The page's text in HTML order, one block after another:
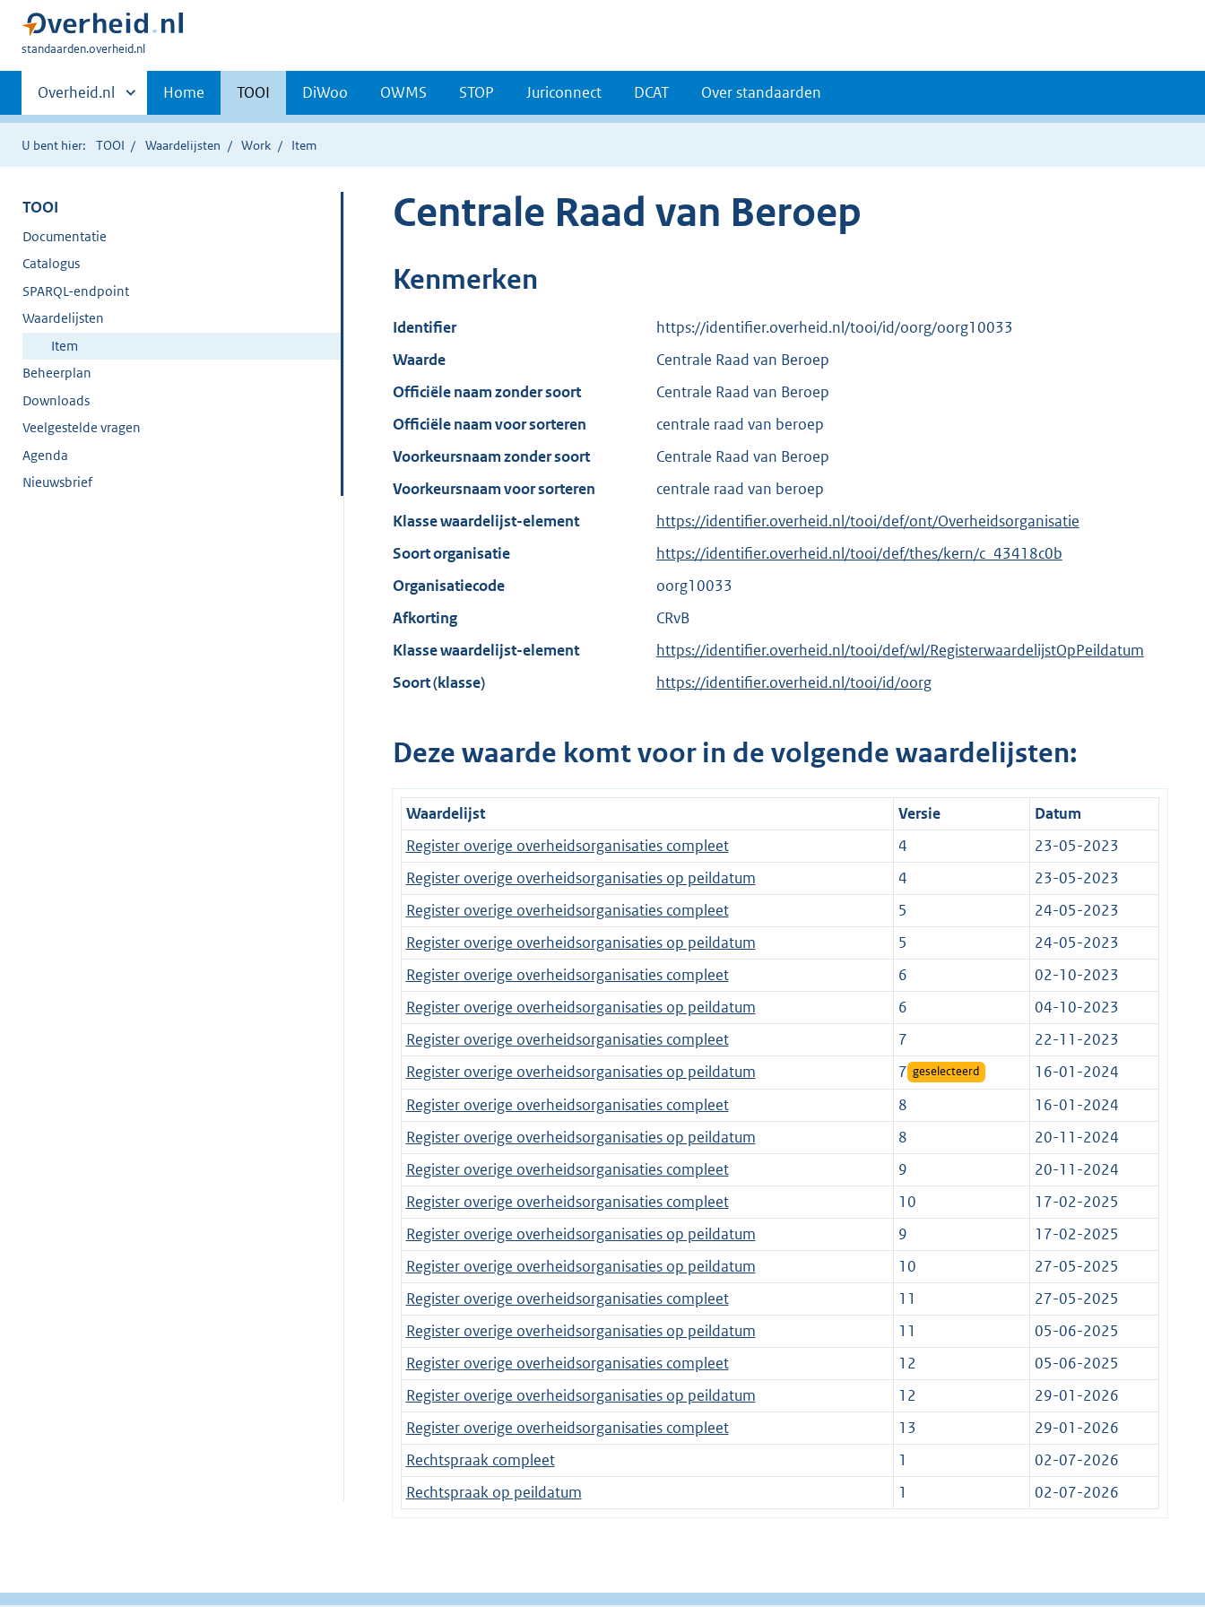
U
hier:
standaarden.overheid.nl
Primaire
navigatie
Andere
sites
binnen
Overheid.nl Home TOOI DiWoo OWMS STOP Juriconnect DCAT Over standaarden
U bent hier: TOOI Waardelijsten Work Item
TOOI
Documentatie
Catalogus
SPARQL-endpoint
Waardelijsten
Item
Beheerplan
Downloads
Veelgestelde vragen
Agenda
Nieuwsbrief
Centrale Raad van Beroep
Kenmerken
Identifier
https://identifier.overheid.nl/tooi/id/oorg/oorg10033
Waarde
Centrale Raad van Beroep
Officiële naam zonder soort
Centrale Raad van Beroep
Officiële naam voor sorteren
centrale raad van beroep
Voorkeursnaam zonder soort
Centrale Raad van Beroep
Voorkeursnaam voor sorteren
centrale raad van beroep
Klasse waardelijst-element
https://identifier.overheid.nl/tooi/def/ont/Overheidsorganisatie
Soort organisatie
https://identifier.overheid.nl/tooi/def/thes/kern/c_43418c0b
Organisatiecode
oorg10033
Afkorting
CRvB
Klasse waardelijst-element
https://identifier.overheid.nl/tooi/def/wl/RegisterwaardelijstOpPeildatum
Soort (klasse)
https://identifier.overheid.nl/tooi/id/oorg
Deze waarde komt voor in de volgende waardelijsten:
Waardelijst Versie
Datum
Register overige overheidsorganisaties compleet
4
23-05-2023
Register overige overheidsorganisaties op peildatum
4
23-05-2023
Register overige overheidsorganisaties compleet
5
24-05-2023
Register overige overheidsorganisaties op peildatum
5
24-05-2023
Register overige overheidsorganisaties compleet
6
02-10-2023
Register overige overheidsorganisaties op peildatum
6
04-10-2023
Register overige overheidsorganisaties compleet
7
22-11-2023
Register overige overheidsorganisaties op peildatum
7 geselecteerd
16-01-2024
Register overige overheidsorganisaties compleet
8
16-01-2024
Register overige overheidsorganisaties op peildatum
8
20-11-2024
Register overige overheidsorganisaties compleet
9
20-11-2024
Register overige overheidsorganisaties compleet
10
17-02-2025
Register overige overheidsorganisaties op peildatum
9
17-02-2025
Register overige overheidsorganisaties op peildatum
10
27-05-2025
Register overige overheidsorganisaties compleet
11
27-05-2025
Register overige overheidsorganisaties op peildatum
11
05-06-2025
Register overige overheidsorganisaties compleet
12
05-06-2025
Register overige overheidsorganisaties op peildatum
12
29-01-2026
Register overige overheidsorganisaties compleet
13
29-01-2026
Rechtspraak compleet
1
02-07-2026
Rechtspraak op peildatum
1 02-07-2026